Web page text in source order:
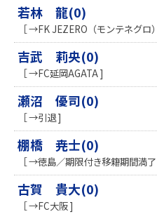
若林 龍(0)
［ →FK JEZERO（モンテネグロ
吉武 莉央(0)
［ →FC延岡AGATA ]
瀬沼 優司(0)
［ →引退 ]
棚橋 尭士(0)
［ →徳島／期限付き移籍期間満
古賀 貴大(0)
［ →FC大阪 ]